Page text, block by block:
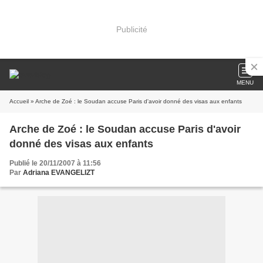
Publicité
MENU
Accueil » Arche de Zoé : le Soudan accuse Paris d'avoir donné des visas aux enfants
Arche de Zoé : le Soudan accuse Paris d'avoir
donné des visas aux enfants
Publié le 20/11/2007 à 11:56
Par Adriana EVANGELIZT